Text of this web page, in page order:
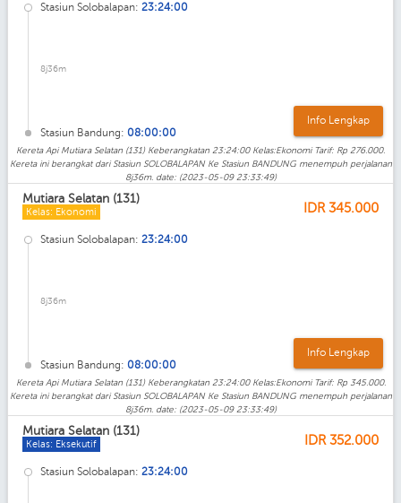
Stasiun Solobalapan: 23:24:00
8j36m
Stasiun Bandung: 08:00:00
Info Lengkap
Kereta Api Mutiara Selatan (131) Keberangkatan 23:24:00 Kelas:Ekonomi Tarif: Rp 276.000.
Kereta ini berangkat dari Stasiun SOLOBALAPAN Ke Stasiun BANDUNG menempuh perjalanan
8j36m. date: (2023-05-09 23:33:49)
Mutiara Selatan (131)
Kelas: Ekonomi IDR 345.000
Stasiun Solobalapan: 23:24:00
8j36m
Stasiun Bandung: 08:00:00
Info Lengkap
Kereta Api Mutiara Selatan (131) Keberangkatan 23:24:00 Kelas:Ekonomi Tarif: Rp 345.000.
Kereta ini berangkat dari Stasiun SOLOBALAPAN Ke Stasiun BANDUNG menempuh perjalanan
8j36m. date: (2023-05-09 23:33:49)
Mutiara Selatan (131)
Kelas: Eksekutif IDR 352.000
Stasiun Solobalapan: 23:24:00